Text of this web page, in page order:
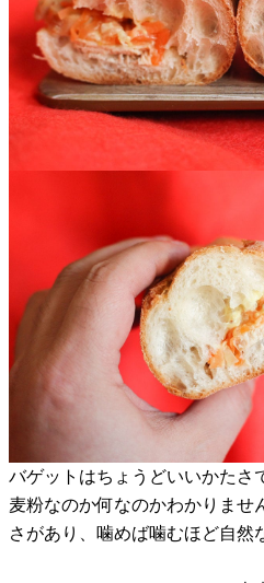
バゲットはちょうどいいかたさ
麦粉なのか何なのかわかりませ
さがあり、噛めば噛むほど自然